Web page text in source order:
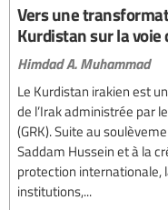
Vers une
Kurdistan sur la
Himdad A. Muhammad
Le Kurdistan irakien est
de l’Irak administrée par
(GRK). Suite au
Saddam Hussein et à la
protection internationale,
institutions,...